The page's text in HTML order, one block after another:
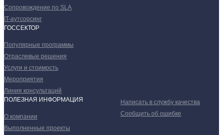
Сопровождение по SLA
IT-аутсорсинг
ГОССЕКТОР
Популярные программы
Отраслевые решения
Услуги и стоимость
Мероприятия
Линия консультаций
ПОЛЕЗНАЯ ИНФОРМАЦИЯ
О компании
Выполненные проекты
Написать в службу качества
Сообщить об ошибке